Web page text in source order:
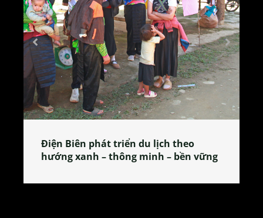
bền vững
Làng làm bánh tẻ Phú Nhi – nơi
tỏa đặc sản xứ Đoài